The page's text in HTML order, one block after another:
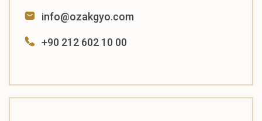
info@ozakgyo.com
+90 212 602 10 00